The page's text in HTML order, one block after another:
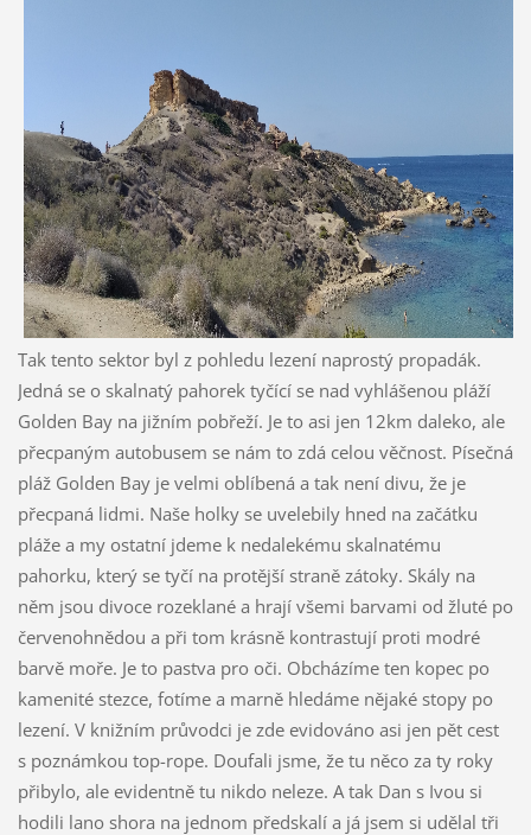
Tak tento sektor byl z pohledu lezení naprostý propadák.
Jedná se o skalnatý pahorek tyčící se nad vyhlášenou pláží
Golden Bay na jižním pobřeží. Je to asi jen 12km daleko, ale
přecpaným autobusem se nám to zdá celou věčnost. Písečná
pláž Golden Bay je velmi oblíbená a tak není divu, že je
přecpaná lidmi. Naše holky se uvelebily hned na začátku
pláže a my ostatní jdeme k nedalekému skalnatému
pahorku, který se tyčí na protější straně zátoky. Skály na
něm jsou divoce rozeklané a hrají všemi barvami od žluté po
červenohnědou a při tom krásně kontrastují proti modré
barvě moře. Je to pastva pro oči. Obcházíme ten kopec po
kamenité stezce, fotíme a marně hledáme nějaké stopy po
lezení. V knižním průvodci je zde evidováno asi jen pět cest
s poznámkou top-rope. Doufali jsme, že tu něco za ty roky
přibylo, ale evidentně tu nikdo neleze. A tak Dan s Ivou si
hodili lano shora na jednom předskalí a já jsem si udělal tři